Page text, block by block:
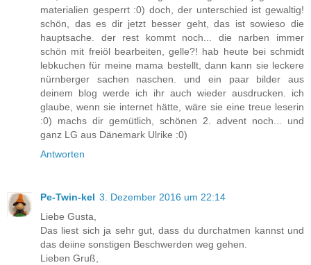
materialien gesperrt :0) doch, der unterschied ist gewaltig!
schön, das es dir jetzt besser geht, das ist sowieso die
hauptsache. der rest kommt noch... die narben immer
schön mit freiöl bearbeiten, gelle?! hab heute bei schmidt
lebkuchen für meine mama bestellt, dann kann sie leckere
nürnberger sachen naschen. und ein paar bilder aus
deinem blog werde ich ihr auch wieder ausdrucken. ich
glaube, wenn sie internet hätte, wäre sie eine treue leserin
:0) machs dir gemütlich, schönen 2. advent noch... und
ganz LG aus Dänemark Ulrike :0)
Antworten
Pe-Twin-kel 3. Dezember 2016 um 22:14
Liebe Gusta,
Das liest sich ja sehr gut, dass du durchatmen kannst und
das deiine sonstigen Beschwerden weg gehen.
Lieben Gruß,